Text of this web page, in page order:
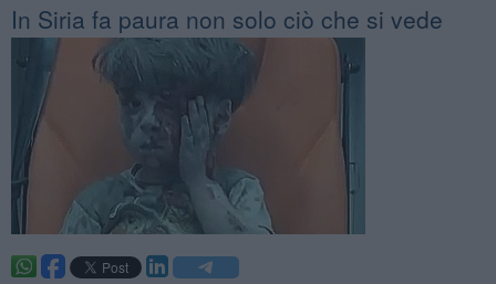
In Siria fa paura non solo ciò che si vede